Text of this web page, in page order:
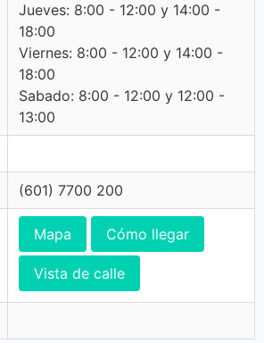
Jueves: 8:00 - 12:00 y 14:00 -
18:00
Viernes: 8:00 - 12:00 y 14:00 -
18:00
Sabado: 8:00 - 12:00 y 12:00 -
13:00
(601) 7700 200
Mapa Cómo llegar
Vista de calle